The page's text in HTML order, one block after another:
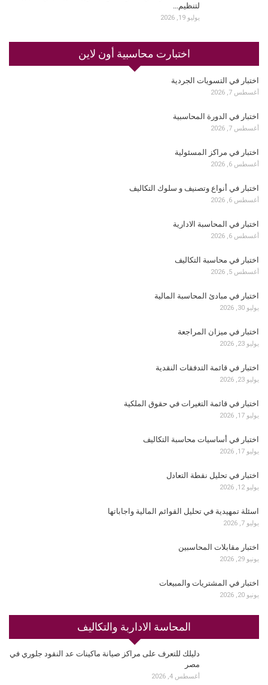
لتنظيم…
يوليو 19, 2026
اختبارت محاسبية أون لاين
اختبار في التسويات الجردية
أغسطس 7, 2026
اختبار في الدورة المحاسبية
أغسطس 7, 2026
اختبار في مراكز المسئولية
أغسطس 6, 2026
اختبار في أنواع وتصنيف و سلوك التكاليف
أغسطس 6, 2026
اختبار في المحاسبة الادارية
أغسطس 6, 2026
اختبار في محاسبة التكاليف
أغسطس 5, 2026
اختبار في مبادئ المحاسبة المالية
يوليو 30, 2026
اختبار في ميزان المراجعة
يوليو 23, 2026
اختبار في قائمة التدفقات النقدية
يوليو 23, 2026
اختبار في قائمة التغيرات في حقوق الملكية
يوليو 17, 2026
اختبار في أساسيات محاسبة التكاليف
يوليو 17, 2026
اختبار في تحليل نقطة التعادل
يوليو 12, 2026
اسئلة تمهيدية في تحليل القوائم المالية واجاباتها
يوليو 7, 2026
اختبار مقابلات المحاسبين
يونيو 29, 2026
اختبار في المشتريات والمبيعات
يونيو 20, 2026
المحاسة الاداربة والتكاليف
دليلك للتعرف على مراكز صيانة ماكينات عد النقود جلوري في
مصر
أغسطس 4, 2026